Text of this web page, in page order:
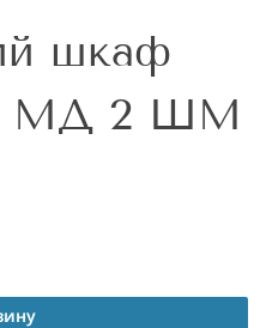
шкаф
МД 2 ШМ